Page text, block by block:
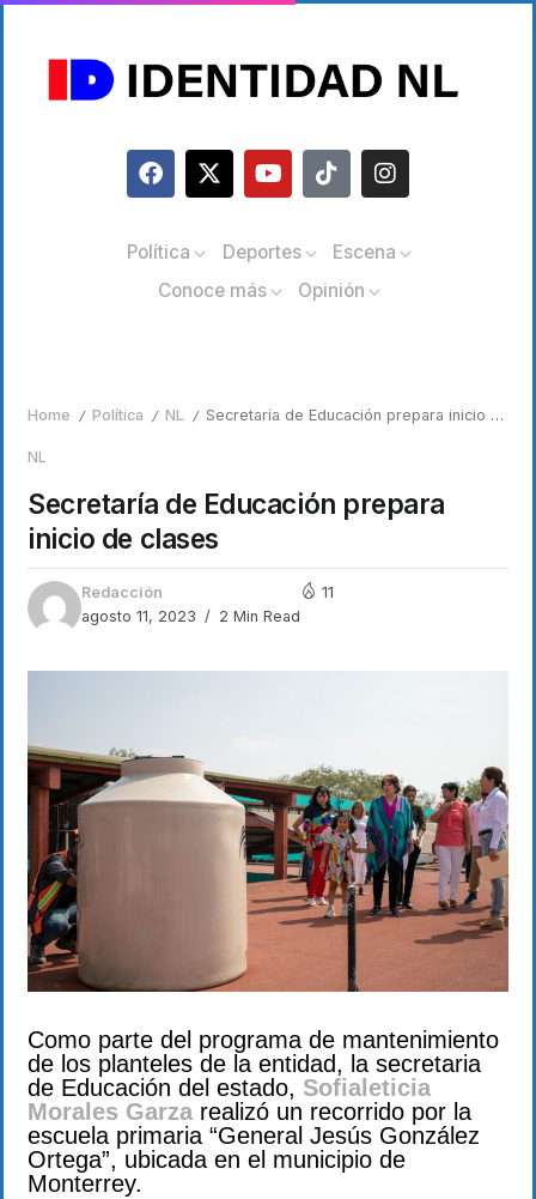
Política Deportes
Escena
Conoce más
Opinión
Home / Política / NL / Secretaría de Educación prepara inicio de clases
NL
Secretaría de Educación prepara
inicio de clases
Redacción
agosto 11, 2023
2 Min Read
11
Como parte del programa de mantenimiento
de los planteles de la entidad, la secretaria
de Educación del estado, Sofialeticia
Morales Garza realizó un recorrido por la
escuela primaria “General Jesús González
Ortega”, ubicada en el municipio de
Monterrey.